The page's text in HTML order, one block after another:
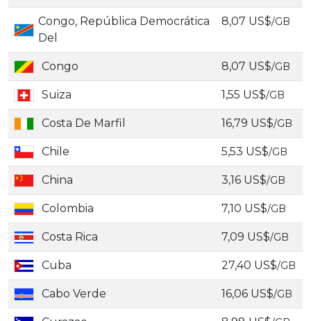
Congo, República Democrática
Del
8,07 US$/GB
Congo 8,07 US$/GB
Suiza 1,55 US$/GB
Costa De Marfil 16,79 US$/GB
Chile 5,53 US$/GB
China 3,16 US$/GB
Colombia 7,10 US$/GB
Costa Rica 7,09 US$/GB
Cuba 27,40 US$/GB
Cabo Verde 16,06 US$/GB